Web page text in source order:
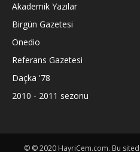
Akademik Yazılar
Birgün Gazetesi
Onedio
Referans Gazetesi
Daçka '78
2010 - 2011 sezonu
© © 2020 HayriCem.com. Bu